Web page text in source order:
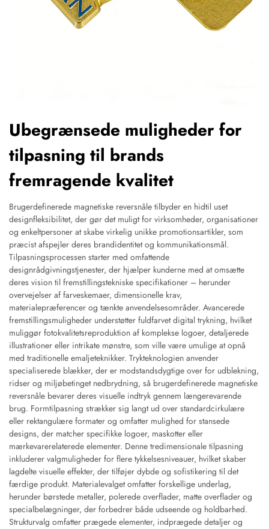
Ubegrænsede muligheder for
tilpasning til brands
fremragende kvalitet
Brugerdefinerede magnetiske reversnåle tilbyder en hidtil uset
designfleksibilitet, der gør det muligt for virksomheder, organisationer
og enkeltpersoner at skabe virkelig unikke promotionsartikler, som
præcist afspejler deres brandidentitet og kommunikationsmål.
Tilpasningsprocessen starter med omfattende
designrådgivningstjenester, der hjælper kunderne med at omsætte
deres vision til fremstillingstekniske specifikationer – herunder
overvejelser af farveskemaer, dimensionelle krav,
materialepræferencer og tænkte anvendelsesområder. Avancerede
fremstillingsmuligheder understøtter fuldfarvet digital trykning, hvilket
muliggør fotokvalitetsreproduktion af komplekse logoer, detaljerede
illustrationer eller intrikate mønstre, som ville være umulige at opnå
med traditionelle emaljeteknikker. Trykteknologien anvender
specialiserede blækker, der er modstandsdygtige over for udblekning,
ridser og miljøbetinget nedbrydning, så brugerdefinerede magnetiske
reversnåle bevarer deres visuelle indtryk gennem længerevarende
brug. Formtilpasning strækker sig langt ud over standardcirkulære
eller rektangulære formater og omfatter mulighed for stansede
designs, der matcher specifikke logoer, maskotter eller
mærkevarerelaterede elementer. Denne tredimensionale tilpasning
inkluderer valgmuligheder for flere tykkelsesniveauer, hvilket skaber
lagdelte visuelle effekter, der tilføjer dybde og sofistikering til det
færdige produkt. Materialevalget omfatter forskellige underlag,
herunder børstede metaller, polerede overflader, matte overflader og
specialbelægninger, der forbedrer både udseende og holdbarhed.
Strukturvalg omfatter prægede elementer, indprægede detaljer og